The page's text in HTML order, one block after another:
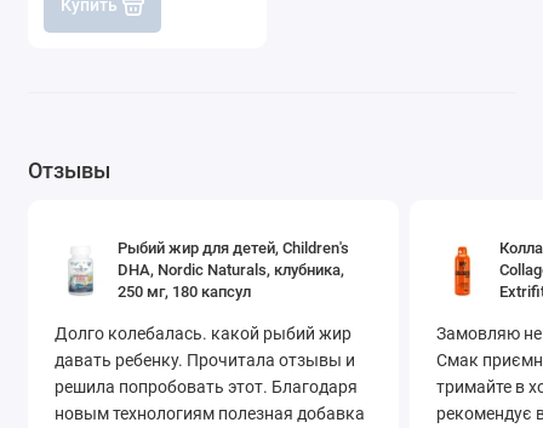
Купить
Отзывы
Рыбий жир для детей, Children's
DHA, Nordic Naturals, клубника,
250 мг, 180 капсул
Долго колебалась. какой рыбий жир
давать ребенку. Прочитала отзывы и
решила попробовать этот. Благодаря
новым технологиям полезная добавка
Замовляю
Смак
тримайте в
рекомендує